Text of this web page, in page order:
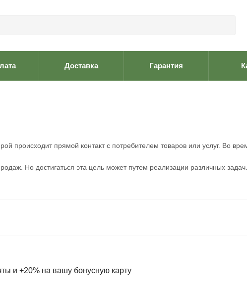
Доставка Гарантия
происходит прямой контакт с потребителем товаров или услуг. Во
Но достигаться эта цель может путем реализации различных
и +20% на вашу бонусную карту